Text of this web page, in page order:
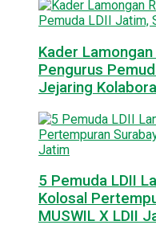
Kader
Pengurus
Jejaring
5 Pemuda LDII
Kolosal
MUSWIL X LDII